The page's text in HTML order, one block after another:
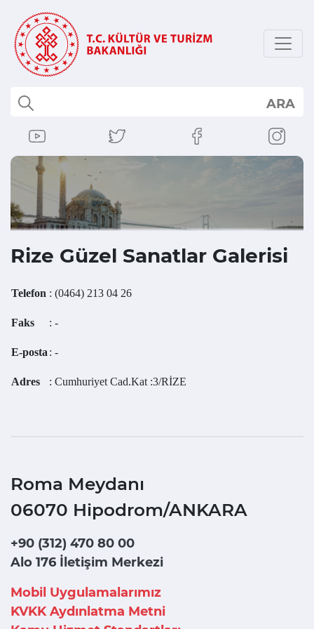
ARA
Rize Güzel Sanatlar Galerisi
Telefon : (0464) 213 04 26
Faks : -
E-posta : -
Adres : Cumhuriyet Cad.Kat :3/RİZE
Roma Meydanı
06070 Hipodrom/ANKARA
+90 (312) 470 80 00
Alo 176 İletişim Merkezi
Mobil Uygulamalarımız
KVKK Aydınlatma Metni